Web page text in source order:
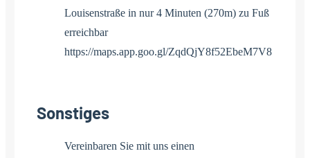
Louisenstraße in nur 4 Minuten (270m) zu Fuß
erreichbar
https://maps.app.goo.gl/ZqdQjY8f52EbeM7V8
Sonstiges
Vereinbaren Sie mit uns einen